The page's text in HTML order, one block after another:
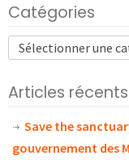
Catégories
Articles récents
Save the
gouvernement des